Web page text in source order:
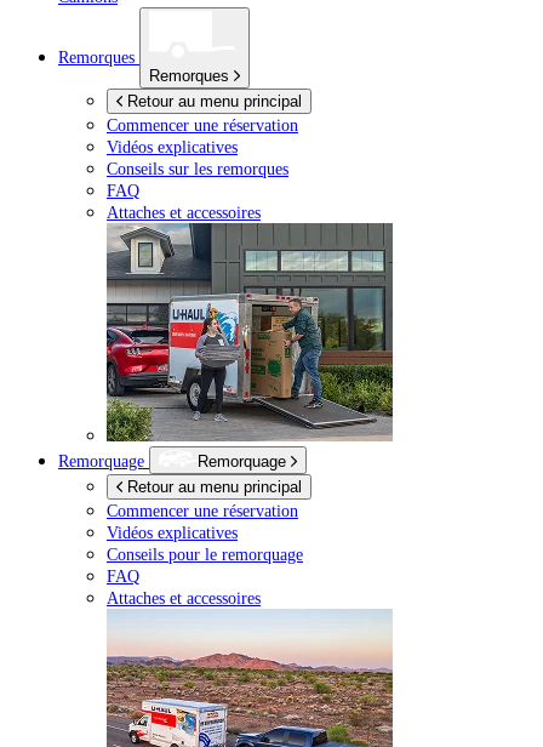
Remorques
Remorques
Retour au menu principal
Commencer une réservation
Vidéos explicatives
Conseils sur les remorques
FAQ
Attaches et accessoires
Remorquage
Remorquage
Retour au menu principal
Commencer une réservation
Vidéos explicatives
Conseils pour le remorquage
FAQ
Attaches et accessoires